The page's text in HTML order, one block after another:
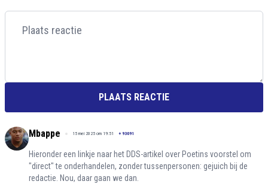
PLAATS REACTIE
Mbappe 15 mei 2025 om 19:51 + 93091
Hieronder een linkje naar het DDS-artikel over Poetins voorstel om
"direct" te onderhandelen, zonder tussenpersonen: gejuich bij de
redactie. Nou, daar gaan we dan.